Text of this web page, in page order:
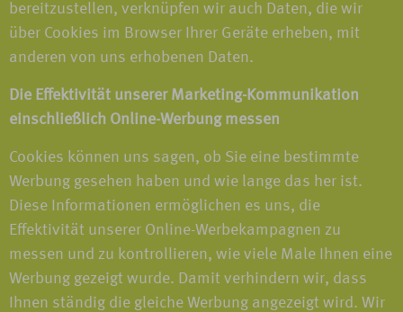
bereitzustellen, verknüpfen wir auch Daten, die wir
über Cookies im Browser Ihrer Geräte erheben, mit
anderen von uns erhobenen Daten.
Die Effektivität unserer Marketing-Kommunikation
einschließlich Online-Werbung messen
Cookies können uns sagen, ob Sie eine bestimmte
Werbung gesehen haben und wie lange das her ist.
Diese Informationen ermöglichen es uns, die
Effektivität unserer Online-Werbekampagnen zu
messen und zu kontrollieren, wie viele Male Ihnen eine
Werbung gezeigt wurde. Damit verhindern wir, dass
Ihnen ständig die gleiche Werbung angezeigt wird. Wir